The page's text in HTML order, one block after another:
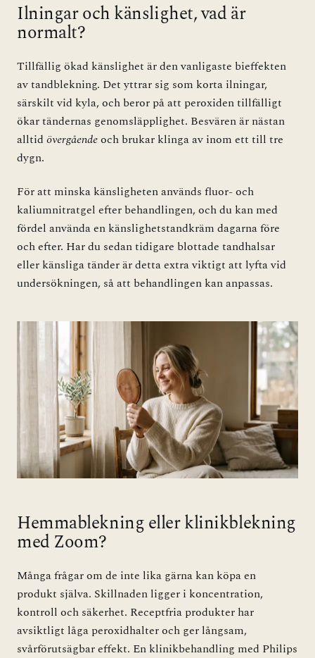
Ilningar och känslighet, vad är
normalt?
Tillfällig ökad känslighet är den vanligaste bieffekten
av tandblekning. Det yttrar sig som korta ilningar,
särskilt vid kyla, och beror på att peroxiden tillfälligt
ökar tändernas genomsläpplighet. Besvären är nästan
alltid övergåendeoch brukar klinga av inom ett till tre
dygn.
För att minska känsligheten används fluor- och
kaliumnitratgel efter behandlingen, och du kan med
fördel använda en känslighetstandkräm dagarna före
och efter. Har du sedan tidigare blottade tandhalsar
eller känsliga tänder är detta extra viktigt att lyfta vid
undersökningen, så att behandlingen kan anpassas.
Hemmablekning eller klinikblekning
med Zoom?
Många frågar om de inte lika gärna kan köpa en
produkt själva. Skillnaden ligger i koncentration,
kontroll och säkerhet. Receptfria produkter har
avsiktligt låga peroxidhalter och ger långsam,
svårförutsägbar effekt. En klinikbehandling med Philips